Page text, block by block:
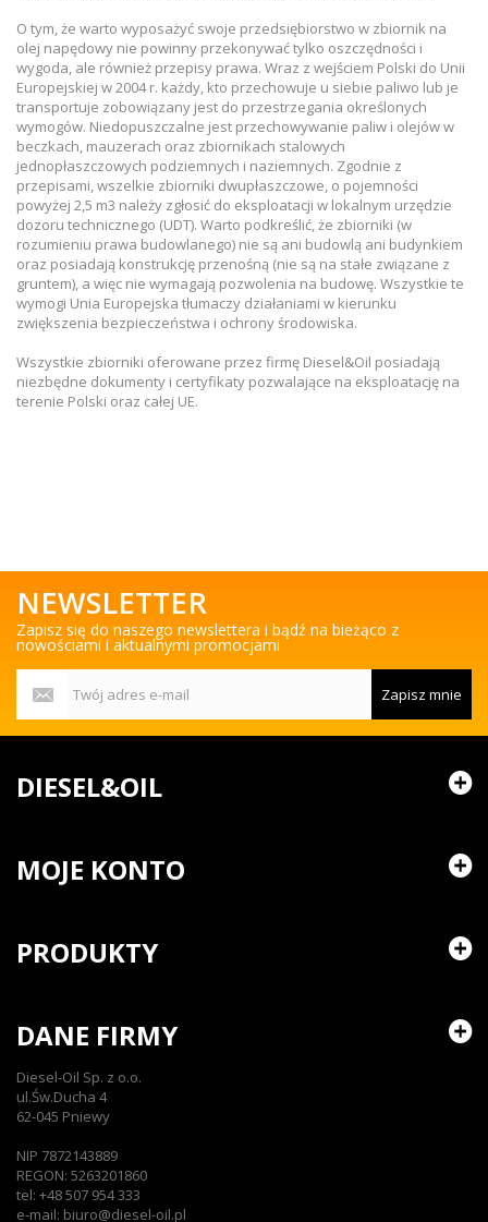
O tym, że warto wyposażyć swoje przedsiębiorstwo w zbiornik na
olej napędowy nie powinny przekonywać tylko oszczędności i
wygoda, ale również przepisy prawa. Wraz z wejściem Polski do Unii
Europejskiej w 2004 r. każdy, kto przechowuje u siebie paliwo lub je
transportuje zobowiązany jest do przestrzegania określonych
wymogów. Niedopuszczalne jest przechowywanie paliw i olejów w
beczkach, mauzerach oraz zbiornikach stalowych
jednopłaszczowych podziemnych i naziemnych. Zgodnie z
przepisami, wszelkie zbiorniki dwupłaszczowe, o pojemności
powyżej 2,5 m3 należy zgłosić do eksploatacji w lokalnym urzędzie
dozoru technicznego (UDT). Warto podkreślić, że zbiorniki (w
rozumieniu prawa budowlanego) nie są ani budowlą ani budynkiem
oraz posiadają konstrukcję przenośną (nie są na stałe związane z
gruntem), a więc nie wymagają pozwolenia na budowę. Wszystkie te
wymogi Unia Europejska tłumaczy działaniami w kierunku
zwiększenia bezpieczeństwa i ochrony środowiska.
Wszystkie zbiorniki oferowane przez firmę Diesel&Oil posiadają
niezbędne dokumenty i certyfikaty pozwalające na eksploatację na
terenie Polski oraz całej UE.
NEWSLETTER
Zapisz się do naszego newslettera i bądź na bieżąco z
nowościami i aktualnymi promocjami
Zapisz mnie
DIESEL&OIL
MOJE KONTO
PRODUKTY
DANE FIRMY
Diesel-Oil Sp. z o.o.
ul.Św.Ducha 4
62-045 Pniewy
NIP 7872143889
REGON: 5263201860
tel: +48 507 954 333
e-mail: biuro@diesel-oil.pl